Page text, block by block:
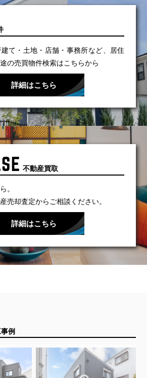
て・土地・店舗・事務所など、
居住
の売買物件検索はこちらから
詳細はこちら
不動産買取
。
売却査定からご相談ください。
詳細はこちら
例